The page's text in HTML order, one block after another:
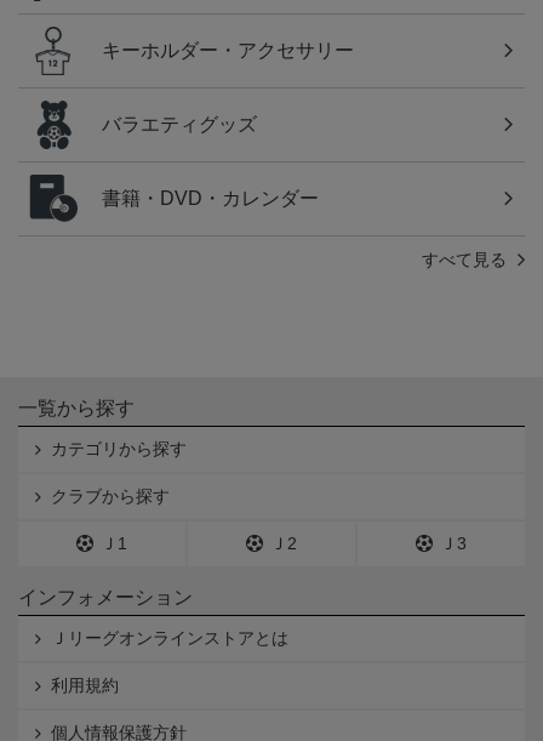
キーホルダー・アクセサリー
バラエティグッズ
書籍・DVD・カレンダー
すべて見る
一覧から探す
カテゴリから探す
クラブから探す
Ｊ1 Ｊ2 Ｊ3
インフォメーション
Ｊリーグオンラインストアとは
利用規約
個人情報保護方針